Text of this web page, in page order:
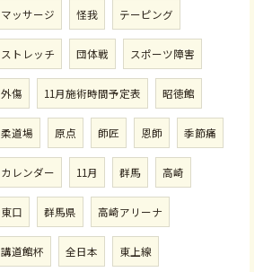
マッサージ 怪我 テーピング
ストレッチ 団体戦 スポーツ障害
外傷 11月施術時間予定表 昭徳館
柔道場 原点 師匠 恩師 季節痛
カレンダー 11月 群馬 高崎
東口 群馬県 高崎アリーナ
講道館杯 全日本 東上線